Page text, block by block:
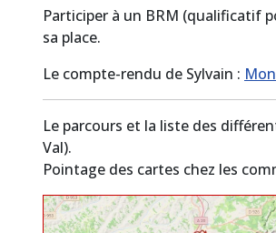
Participer à un BRM (qualificatif
sa place.
Le compte-rendu de Sylvain :
Le parcours et la liste des
Val).
Pointage des cartes chez les